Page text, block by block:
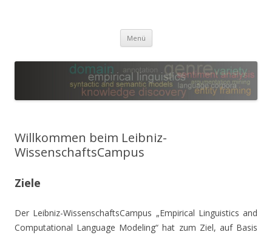
Menü Zum
springen
Willkommen beim Leibniz-
WissenschaftsCampus
Ziele
Der Leibniz-WissenschaftsCampus „Empirical Linguistics and
Computational Language Modeling“ hat zum Ziel, auf Basis